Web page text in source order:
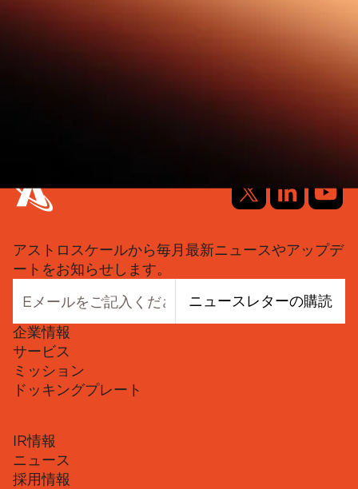
アストロスケールから毎月最新ニュースやアップデ
ートをお知らせします。
ニュースレターの購読
企業情報
サービス
ミッション
ドッキングプレート
IR情報
ニュース
採用情報